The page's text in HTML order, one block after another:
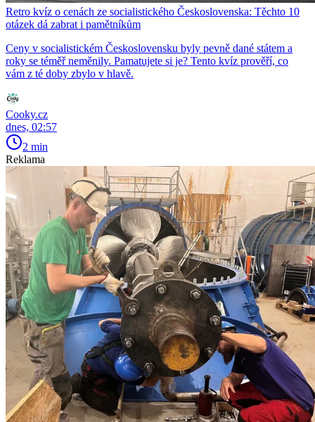
Retro kvíz o cenách ze socialistického Československa: Těchto 10
otázek dá zabrat i pamětníkům
Ceny v socialistickém Československu byly pevně dané státem a
roky se téměř neměnily. Pamatujete si je? Tento kvíz prověří, co
vám z té doby zbylo v hlavě.
Cooky.cz
dnes, 02:57
2 min
Reklama